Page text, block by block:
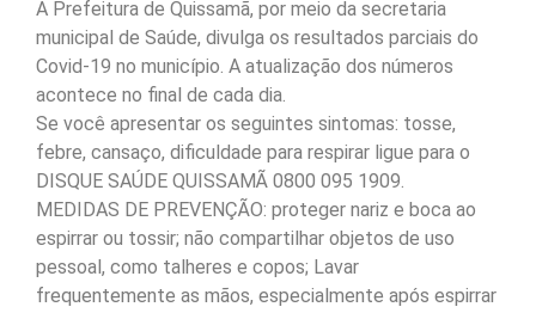
A Prefeitura de Quissamã, por meio da secretaria
municipal de Saúde, divulga os resultados parciais do
Covid-19 no município. A atualização dos números
acontece no final de cada dia.
Se você apresentar os seguintes sintomas: tosse,
febre, cansaço, dificuldade para respirar ligue para o
DISQUE SAÚDE QUISSAMÃ 0800 095 1909.
MEDIDAS DE PREVENÇÃO: proteger nariz e boca ao
espirrar ou tossir; não compartilhar objetos de uso
pessoal, como talheres e copos; Lavar
frequentemente as mãos, especialmente após espirrar